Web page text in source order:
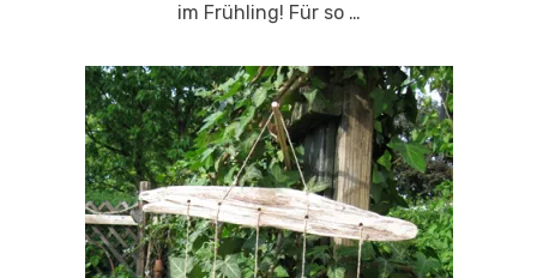
im Frühling! Für so …